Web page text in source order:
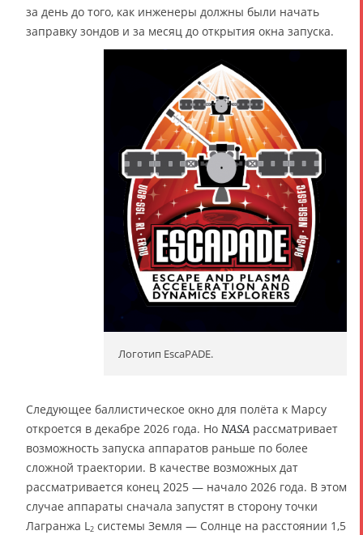
за день до того, как инженеры должны были начать
заправку зондов и за месяц до открытия окна запуска.
Логотип EscaPADE.
Следующее баллистическое окно для полёта к Марсу
откроется в декабре 2026 года. Но NASA рассматривает
возможность запуска аппаратов раньше по более
сложной траектории. В качестве возможных дат
рассматривается конец 2025 — начало 2026 года. В этом
случае аппараты сначала запустят в сторону точки
Лагранжа L 2 системы Земля — Солнце на расстоянии 1,5